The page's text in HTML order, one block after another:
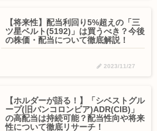
【将来性】配当利回り5%超えの「三
ツ星ベルト(5192)」は買うべき？今後
の株価・配当について徹底解説！
2023/11/27
【ホルダーが語る！】「シベストグル
ープ(旧バンコロンビア)ADR(CIB)」
の高配当は持続可能？配当性向や将来
性について徹底リサーチ！